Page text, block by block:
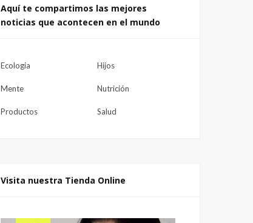
Aquí te compartimos las mejores
noticias que acontecen en el mundo
Ecologia Hijos
Mente Nutrición
Productos Salud
Visita nuestra Tienda Online